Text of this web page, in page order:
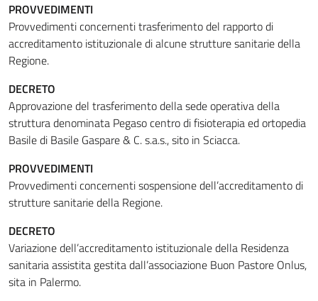
PROVVEDIMENTI
Provvedimenti concernenti trasferimento del rapporto di
accreditamento istituzionale di alcune strutture sanitarie della
Regione.
DECRETO
Approvazione del trasferimento della sede operativa della
struttura denominata Pegaso centro di fisioterapia ed ortopedia
Basile di Basile Gaspare & C. s.a.s., sito in Sciacca.
PROVVEDIMENTI
Provvedimenti concernenti sospensione dell’accreditamento di
strutture sanitarie della Regione.
DECRETO
Variazione dell’accreditamento istituzionale della Residenza
sanitaria assistita gestita dall’associazione Buon Pastore Onlus,
sita in Palermo.